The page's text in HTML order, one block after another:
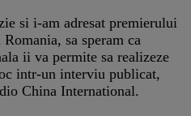
si i-am adresat premierului
sa speram ca
ii va permite sa realizeze
intr-un interviu publicat,
China International.